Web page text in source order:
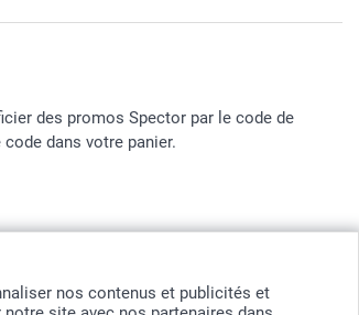
nos contenus et publicités et
des promos Spector par le code de
dans votre panier.